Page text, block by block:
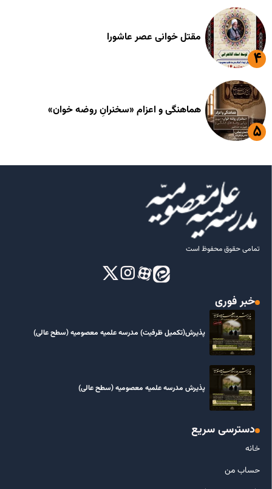
مقتل خوانی عصر عاشورا
هماهنگی و اعزام «سخنرانِ روضه خوان»
تمامی حقوق محفوظ است
خبر فوری
پذیرش(تکمیل ظرفیت) مدرسه علمیه معصومیه‌ (سطح عالی)
پذیرش مدرسه علمیه معصومیه‌ (سطح عالی)
دسترسی سریع
خانه
حساب من